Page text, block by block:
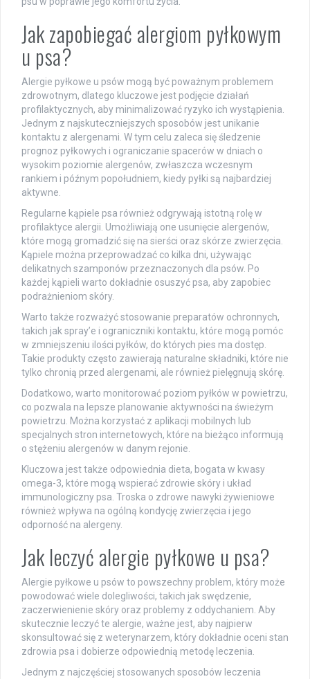
Jak zapobiegać alergiom pyłkowym
u psa?
Alergie pyłkowe u psów mogą być poważnym problemem
zdrowotnym, dlatego kluczowe jest podjęcie działań
profilaktycznych, aby minimalizować ryzyko ich wystąpienia.
Jednym z najskuteczniejszych sposobów jest unikanie
kontaktu z alergenami. W tym celu zaleca się śledzenie
prognoz pyłkowych i ograniczanie spacerów w dniach o
wysokim poziomie alergenów, zwłaszcza wczesnym
rankiem i późnym popołudniem, kiedy pyłki są najbardziej
aktywne.
Regularne kąpiele psa również odgrywają istotną rolę w
profilaktyce alergii. Umożliwiają one usunięcie alergenów,
które mogą gromadzić się na sierści oraz skórze zwierzęcia.
Kąpiele można przeprowadzać co kilka dni, używając
delikatnych szamponów przeznaczonych dla psów. Po
każdej kąpieli warto dokładnie osuszyć psa, aby zapobiec
podrażnieniom skóry.
Warto także rozważyć stosowanie preparatów ochronnych,
takich jak spray’e i ograniczniki kontaktu, które mogą pomóc
w zmniejszeniu ilości pyłków, do których pies ma dostęp.
Takie produkty często zawierają naturalne składniki, które nie
tylko chronią przed alergenami, ale również pielęgnują skórę.
Dodatkowo, warto monitorować poziom pyłków w powietrzu,
co pozwala na lepsze planowanie aktywności na świeżym
powietrzu. Można korzystać z aplikacji mobilnych lub
specjalnych stron internetowych, które na bieżąco informują
o stężeniu alergenów w danym rejonie.
Kluczowa jest także odpowiednia dieta, bogata w kwasy
omega-3, które mogą wspierać zdrowie skóry i układ
immunologiczny psa. Troska o zdrowe nawyki żywieniowe
również wpływa na ogólną kondycję zwierzęcia i jego
odporność na alergeny.
Jak leczyć alergie pyłkowe u psa?
Alergie pyłkowe u psów to powszechny problem, który może
powodować wiele dolegliwości, takich jak swędzenie,
zaczerwienienie skóry oraz problemy z oddychaniem. Aby
skutecznie leczyć te alergie, ważne jest, aby najpierw
skonsultować się z weterynarzem, który dokładnie oceni stan
zdrowia psa i dobierze odpowiednią metodę leczenia.
Jednym z najczęściej stosowanych sposobów leczenia